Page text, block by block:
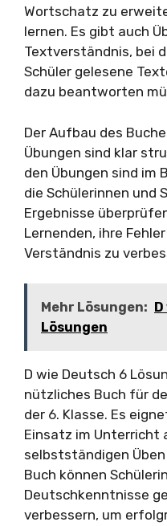
Wortschatz zu
lernen. Es gibt auch
Textverständnis, bei
Schüler gelesene
dazu beantworten
Der Aufbau des
Übungen sind klar
den Übungen sind im
die Schülerinnen und
Ergebnisse
Lernenden, ihre
Verständnis zu
Mehr Lösungen:
Lösungen
D wie Deutsch 6
nützliches Buch für
der 6. Klasse. Es
Einsatz im Unterricht
selbstständigen
Buch können
Deutschkenntnisse
verbessern, um